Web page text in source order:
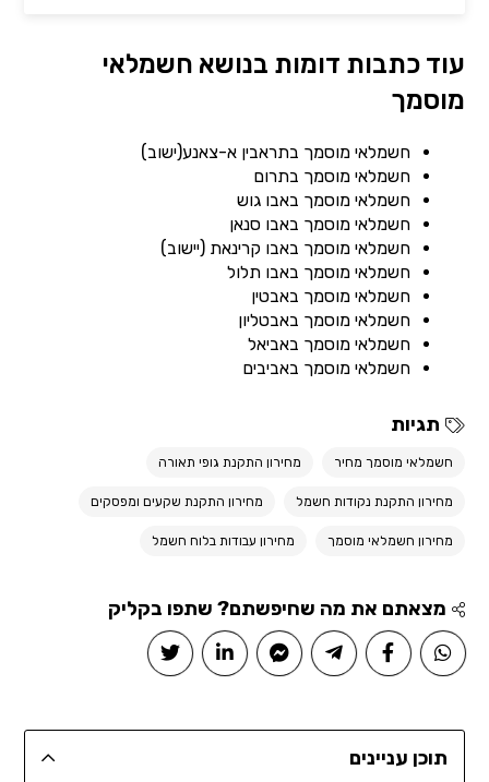
עוד כתבות דומות בנושא חשמלאי
מוסמך
חשמלאי מוסמך בתראבין א-צאנע(ישוב)
חשמלאי מוסמך בתרום
חשמלאי מוסמך באבו גוש
חשמלאי מוסמך באבו סנאן
חשמלאי מוסמך באבו קרינאת (יישוב)
חשמלאי מוסמך באבו תלול
חשמלאי מוסמך באבטין
חשמלאי מוסמך באבטליון
חשמלאי מוסמך באביאל
חשמלאי מוסמך באביבים
תגיות
חשמלאי מוסמך מחיר מחירון התקנת גופי תאורה
מחירון התקנת נקודות חשמל מחירון התקנת שקעים ומפסקים
מחירון חשמלאי מוסמך מחירון עבודות בלוח חשמל
מצאתם את מה שחיפשתם? שתפו בקליק
תוכן עניינים